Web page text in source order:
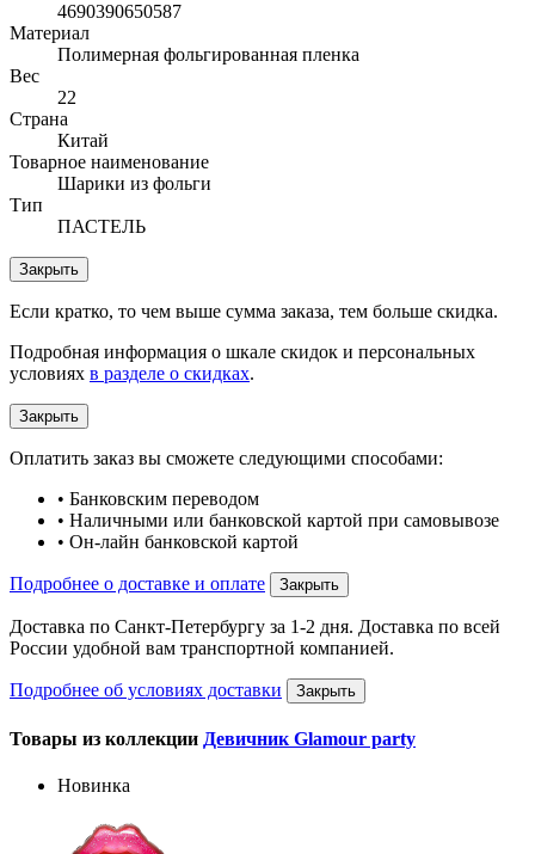
4690390650587
Материал
Полимерная фольгированная пленка
Вес
22
Страна
Китай
Товарное наименование
Шарики из фольги
Тип
ПАСТЕЛЬ
Закрыть
Если кратко, то чем выше сумма заказа, тем больше скидка.
Подробная информация о шкале скидок и персональных
условиях в разделе о скидках.
Закрыть
Оплатить заказ вы сможете следующими способами:
• Банковским переводом
• Наличными или банковской картой при самовывозе
• Он-лайн банковской картой
Подробнее о доставке и оплате Закрыть
Доставка по Санкт-Петербургу за 1-2 дня. Доставка по всей
России удобной вам транспортной компанией.
Подробнее об условиях доставки Закрыть
Товары из коллекции Девичник Glamour party
Новинка